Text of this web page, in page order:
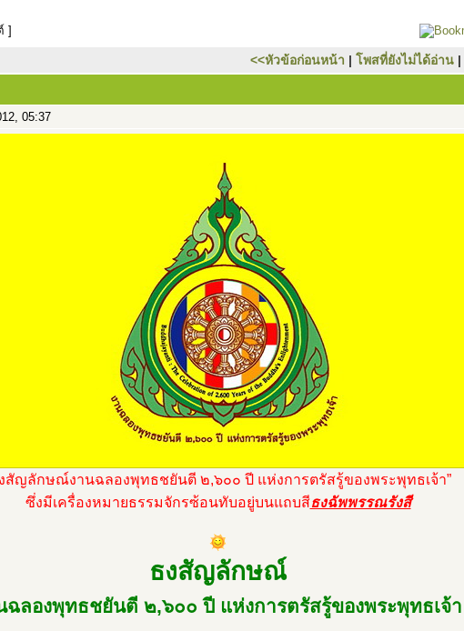
]
<<หัวข้อก่อนหน้า | โพสที่ยังไม่ได้อ่าน |
05:37
สัญลักษณ์งานฉลองพุทธชยันตี ๒,๖๐๐ ปี แห่งการตรัสรู้ของพระพุทธเจ้า”
ซึ่งมีเครื่องหมายธรรมจักรซ้อนทับอยู่บนแถบสีธงฉัพพรรณรังสี
ธงสัญลักษณ์
ฉลองพุทธชยันตี ๒,๖๐๐ ปี แห่งการตรัสรู้ของพระพุทธเจ้า